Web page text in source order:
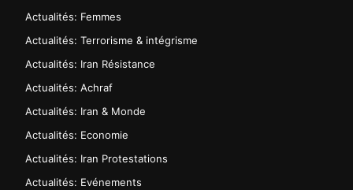
Actualités: Femmes
Actualités: Terrorisme & intégrisme
Actualités: Iran Résistance
Actualités: Achraf
Actualités: Iran & Monde
Actualités: Economie
Actualités: Iran Protestations
Actualités: Evénements